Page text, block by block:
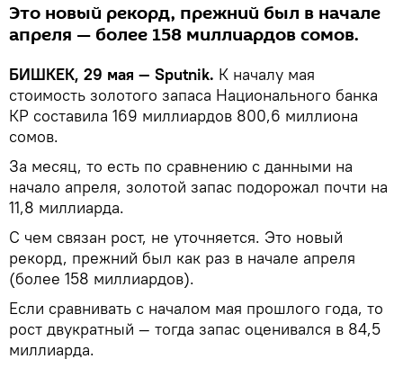
Это новый рекорд, прежний был в начале
апреля — более 158 миллиардов сомов.
БИШКЕК, 29 мая — Sputnik. К началу мая
стоимость золотого запаса Национального банка
КР составила 169 миллиардов 800,6 миллиона
сомов.
За месяц, то есть по сравнению с данными на
начало апреля, золотой запас подорожал почти на
11,8 миллиарда.
С чем связан рост, не уточняется. Это новый
рекорд, прежний был как раз в начале апреля
(более 158 миллиардов).
Если сравнивать с началом мая прошлого года, то
рост двукратный — тогда запас оценивался в 84,5
миллиарда.